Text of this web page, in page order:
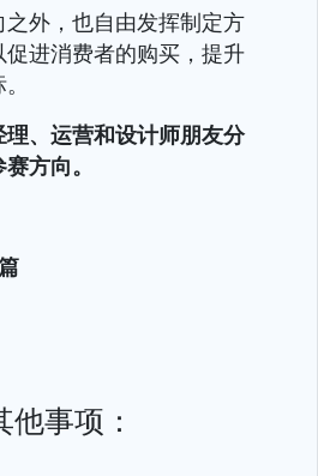
外，也自由发挥制定方
进消费者的购买，提升
、运营和设计师朋友分
方向。
事项：